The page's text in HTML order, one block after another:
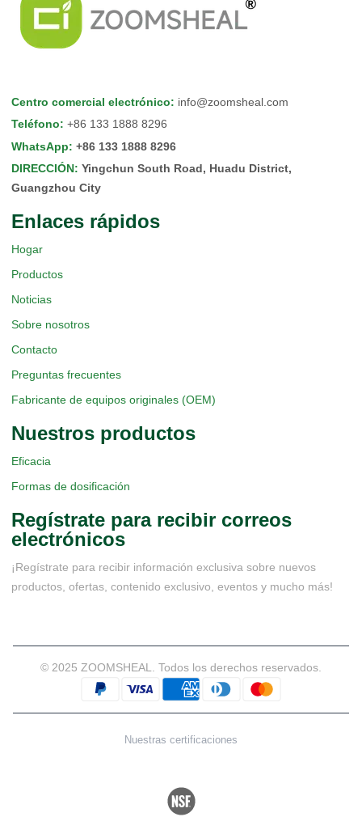
Centro comercial electrónico: info@zoomsheal.com
Teléfono: +86 133 1888 8296
WhatsApp: +86 133 1888 8296
DIRECCIÓN: Yingchun South Road, Huadu District,
Guangzhou City
Enlaces rápidos
Hogar
Productos
Noticias
Sobre nosotros
Contacto
Preguntas frecuentes
Fabricante de equipos originales (OEM)
Nuestros productos
Eficacia
Formas de dosificación
Regístrate para recibir correos
electrónicos
¡Regístrate para recibir información exclusiva sobre nuevos
productos, ofertas, contenido exclusivo, eventos y mucho más!
© 2025 ZOOMSHEAL. Todos los derechos reservados.
Nuestras certificaciones